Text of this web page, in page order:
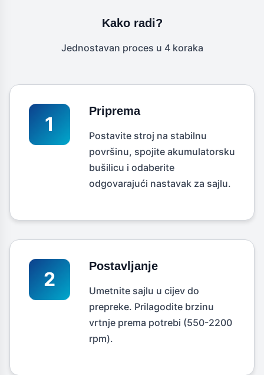
Kako radi?
Jednostavan proces u 4 koraka
1
Priprema
Postavite stroj na stabilnu
površinu, spojite akumulatorsku
bušilicu i odaberite
odgovarajući nastavak za sajlu.
2
Postavljanje
Umetnite sajlu u cijev do
prepreke. Prilagodite brzinu
vrtnje prema potrebi (550-2200
rpm).